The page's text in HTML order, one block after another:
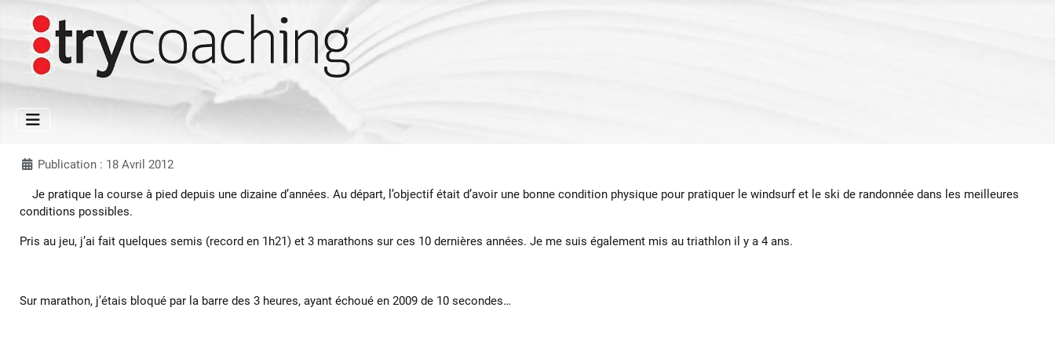
Publication : 18 Avril 2012
Je pratique la course à pied depuis une dizaine d’années. Au départ, l’objectif était d’avoir une bonne condition physique pour pratiquer le windsurf et le ski de randonnée dans les meilleures
conditions possibles.
Pris au jeu, j’ai fait quelques semis (record en 1h21) et 3 marathons sur ces 10 dernières années. Je me suis également mis au triathlon il y a 4 ans.
Sur marathon, j’étais bloqué par la barre des 3 heures, ayant échoué en 2009 de 10 secondes…